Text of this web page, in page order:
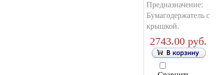
Предназначение:
Бумагодержатель с
крышкой.
2743.00 руб.